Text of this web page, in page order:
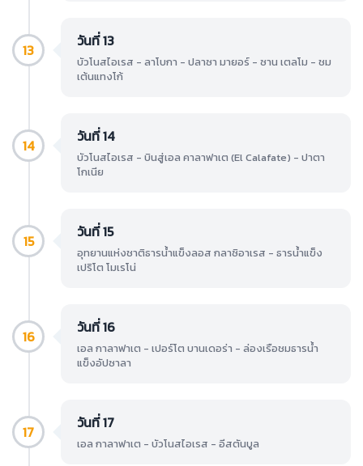
13 วันที่ 13
บัวโนสไอเรส - ลาโบกา - ปลาซา มายอร์ - ซาน เตลโม - ชม
เต้นแทงโก้
14 วันที่ 14
บัวโนสไอเรส - บินสู่เอล คาลาฟาเต (El Calafate) - ปาตา
โกเนีย
15 วันที่ 15
อุทยานแห่งชาติธารน้ำแข็งลอส กลาซิอาเรส - ธารน้ำแข็ง
เปริโต โมเรโน่
16 วันที่ 16
เอล กาลาฟาเต - เปอร์โต บานเดอร่า - ล่องเรือชมธารน้ำ
แข็งอัปซาลา
17 วันที่ 17
เอล กาลาฟาเต - บัวโนสไอเรส - อีสตันบูล